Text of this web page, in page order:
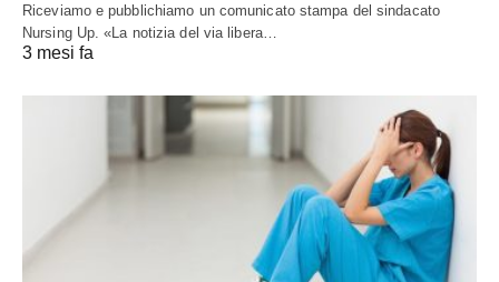
Riceviamo e pubblichiamo un comunicato stampa del sindacato
Nursing Up. «La notizia del via libera…
3 mesi fa